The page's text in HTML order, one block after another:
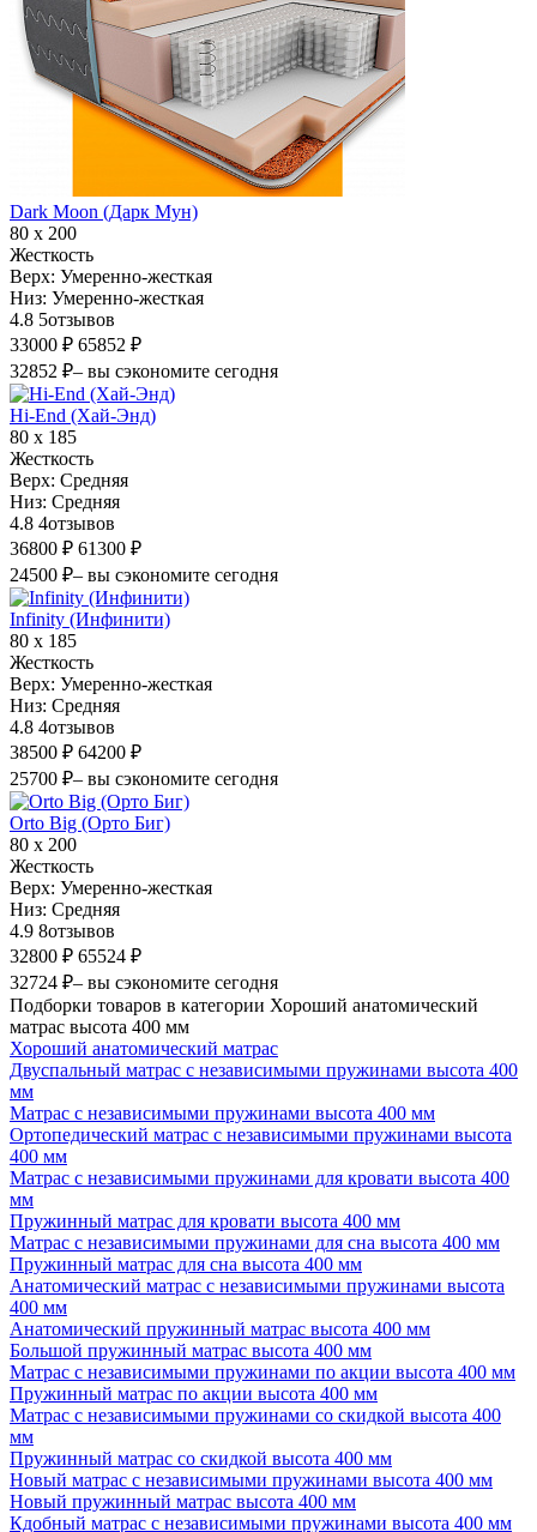
Dark Moon (Дарк Мун)
80 х 200
Жесткость
Верх: Умеренно-жесткая
Низ: Умеренно-жесткая
4.8 5отзывов
33000 ₽ 65852 ₽
32852 ₽– вы сэкономите сегодня
Hi-End (Хай-Энд)
80 х 185
Жесткость
Верх: Средняя
Низ: Средняя
4.8 4отзывов
36800 ₽ 61300 ₽
24500 ₽– вы сэкономите сегодня
Infinity (Инфинити)
80 х 185
Жесткость
Верх: Умеренно-жесткая
Низ: Средняя
4.8 4отзывов
38500 ₽ 64200 ₽
25700 ₽– вы сэкономите сегодня
Orto Big (Орто Биг)
80 х 200
Жесткость
Верх: Умеренно-жесткая
Низ: Средняя
4.9 8отзывов
32800 ₽ 65524 ₽
32724 ₽– вы сэкономите сегодня
Подборки товаров в категории Хороший анатомический
матрас высота 400 мм
Хороший анатомический матрас
Двуспальный матрас с независимыми пружинами высота 400
мм
Матрас с независимыми пружинами высота 400 мм
Ортопедический матрас с независимыми пружинами высота
400 мм
Матрас с независимыми пружинами для кровати высота 400
мм
Пружинный матрас для кровати высота 400 мм
Матрас с независимыми пружинами для сна высота 400 мм
Пружинный матрас для сна высота 400 мм
Анатомический матрас с независимыми пружинами высота
400 мм
Анатомический пружинный матрас высота 400 мм
Большой пружинный матрас высота 400 мм
Матрас с независимыми пружинами по акции высота 400 мм
Пружинный матрас по акции высота 400 мм
Матрас с независимыми пружинами со скидкой высота 400
мм
Пружинный матрас со скидкой высота 400 мм
Новый матрас с независимыми пружинами высота 400 мм
Новый пружинный матрас высота 400 мм
Кдобный матрас с независимыми пружинами высота 400 мм